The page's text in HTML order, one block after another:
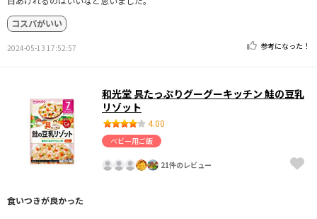
コスパがいい
2024-05-13 17:52:57 参考になった！
和光堂 具たっぷりグーグーキッチン 鮭の豆乳
リゾット
4.00
ベビー用ご飯
21件のレビュー
食いつきが良かった